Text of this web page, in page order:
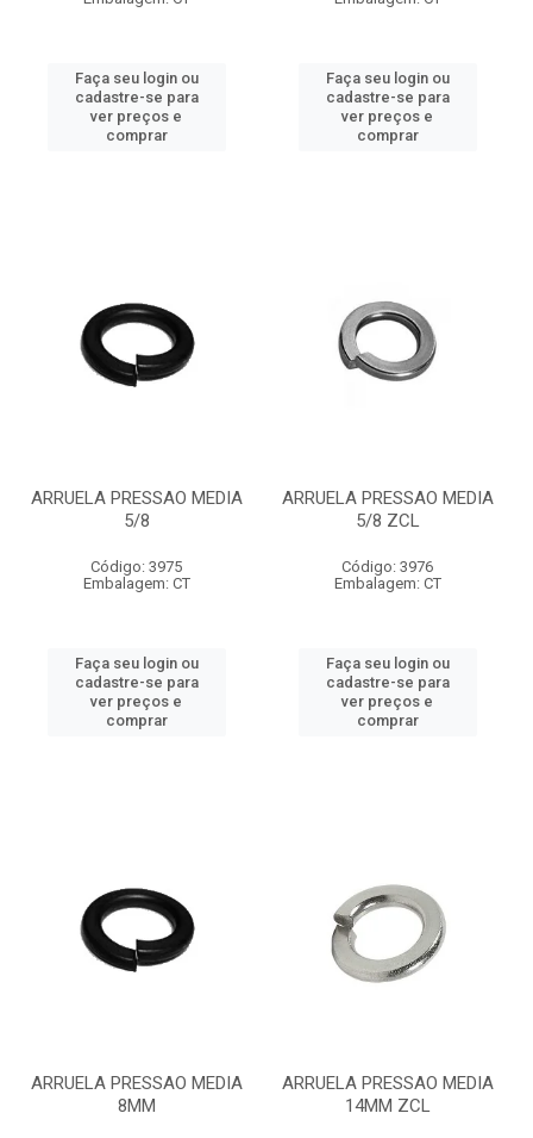
Faça seu login ou
cadastre-se para
ver preços e
comprar
Faça seu login ou
cadastre-se para
ver preços e
comprar
ARRUELA PRESSAO MEDIA
5/8
Código: 3975
Embalagem: CT
Faça seu login ou
cadastre-se para
ver preços e
comprar
ARRUELA PRESSAO MEDIA
5/8 ZCL
Código: 3976
Embalagem: CT
Faça seu login ou
cadastre-se para
ver preços e
comprar
ARRUELA PRESSAO MEDIA
8MM
ARRUELA PRESSAO MEDIA
14MM ZCL